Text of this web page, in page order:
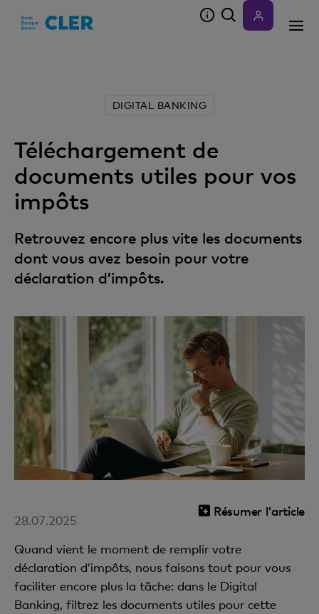
DIGITAL BANKING
Téléchargement de
documents utiles pour vos
impôts
Retrouvez encore plus vite les documents
dont vous avez besoin pour votre
déclaration d’impôts.
Résumer l'article
28.07.2025
Quand vient le moment de remplir votre
déclaration d’impôts, nous faisons tout pour vous
faciliter encore plus la tâche: dans le Digital
Banking, filtrez les documents utiles pour cette